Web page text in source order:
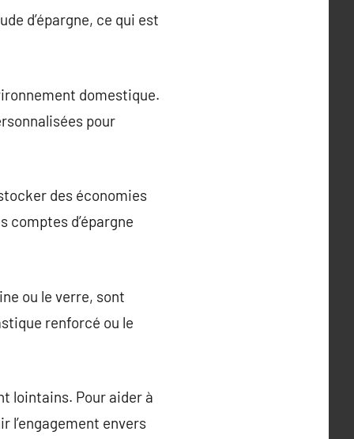
d’épargne, ce qui est
domestique.
pour
des économies
comptes d’épargne
ou le verre, sont
renforcé ou le
lointains. Pour aider à
envers